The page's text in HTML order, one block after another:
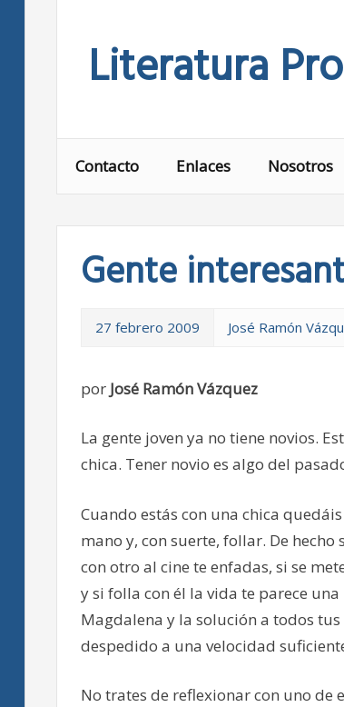
Literatura
Contacto Enlaces Nosotros
Gente
27 febrero 2009 José Ramón
por José Ramón Vázquez
La gente joven ya no tiene novios.
chica. Tener novio es algo del
Cuando estás con una chica
mano y, con suerte, follar. De
con otro al cine te enfadas, si se
y si folla con él la vida te parece
Magdalena y la solución a todos
despedido a una velocidad
No trates de reflexionar con uno de